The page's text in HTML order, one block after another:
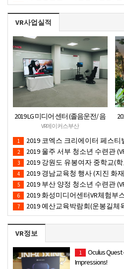
VR사업실적
2019 LG 미디어 센터 (졸음운전/ 음
주운전 체험 행사) VR 체험 - VR 렌탈
대여 행사
VR메이커스부산
1 2019 코엑스 크리에이터 페스티벌 VR체험 부스
2 2019 울주 서부 청소년 수련관
3 2019 강원도 유봉여자 중학교(학교 축제 행사 / 인
4 2019 경남교육청 행사 (지진 화재대피 /
5 2019 부산 양정 청소년 수련관
6 2019 화성미디어센터VR체험부스(인기4D 시
7 2019 예산교육박람회(운봉길체육관) VR체험부스(직업
VR정보
1
Oculus Quest
Impressions!